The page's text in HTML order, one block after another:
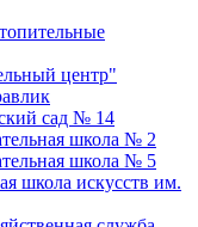
центр"
сад № 14
школа № 2
школа № 5
искусств им.